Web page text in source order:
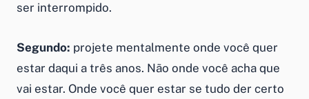
ser interrompido.
Segundo: projete mentalmente onde você quer
estar daqui a três anos. Não onde você acha que
vai estar. Onde você quer estar se tudo der certo